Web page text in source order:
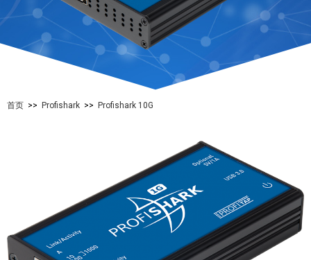
首页 >> Profishark >> Profishark 10G